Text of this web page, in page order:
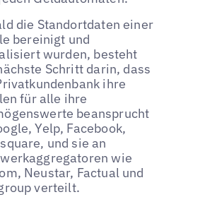
die Standortdaten einer
bereinigt und
wurden, besteht
Schritt darin, dass
ihre
für alle ihre
beansprucht
Yelp, Facebook,
und sie an
wie
Neustar, Factual und
verteilt.